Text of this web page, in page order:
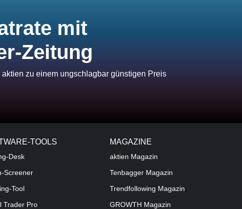
mit
Zeitung
zu einem ungschlagbar günstigen Preis
TOOLS
Desk
Screener
Tool
Trader Pro
MAGAZINE
aktien Magazin
Tenbagger Magazin
Trendfollowing Magazin
GROWTH Magazin